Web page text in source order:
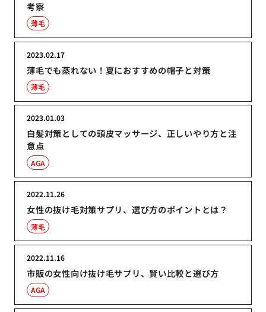
考察
薄毛
薄毛でも蒸れない！夏におすすめの帽子と対策
2023.02.17
薄毛
白髪対策としての頭皮マッサージ、正しいやり方と注
意点
2023.01.03
AGA
女性の抜け毛対策サプリ、選び方のポイントとは？
2022.11.26
薄毛
市販の女性向け抜け毛サプリ、賢い比較と選び方
2022.11.16
AGA